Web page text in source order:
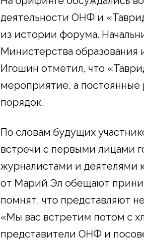
деятельности ОНФ и
из истории форума.
Министерства образования
Игошин отметил, что
мероприятие, а постоянные
порядок.
По словам будущих
встречи с первыми лицами
журналистами и деятелями
от Марий Эл обещают
помнят, что представляют
«Мы вас встретим потом с
представители ОНФ и